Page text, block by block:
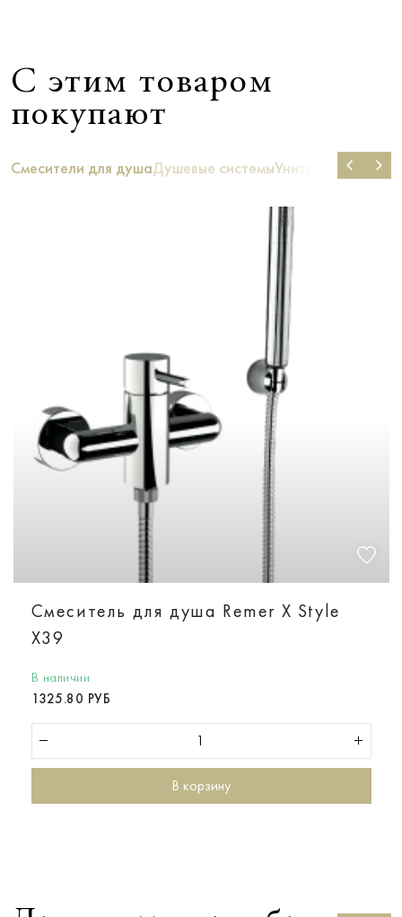
С этим товаром
покупают
Смесители для душаДушевые системыУнитазы Ванны
Смеситель для душа Remer X Style
X39
В наличии
1325.80 РУБ
В корзину